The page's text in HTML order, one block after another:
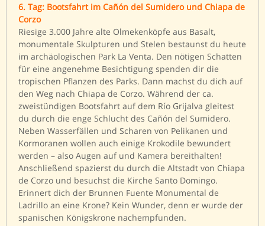
6. Tag: Bootsfahrt im Cañón del Sumidero und Chiapa de
Corzo
Riesige 3.000 Jahre alte Olmekenköpfe aus Basalt,
monumentale Skulpturen und Stelen bestaunst du heute
im archäologischen Park La Venta. Den nötigen Schatten
für eine angenehme Besichtigung spenden dir die
tropischen Pflanzen des Parks. Dann machst du dich auf
den Weg nach Chiapa de Corzo. Während der ca.
zweistündigen Bootsfahrt auf dem Río Grijalva gleitest
du durch die enge Schlucht des Cañón del Sumidero.
Neben Wasserfällen und Scharen von Pelikanen und
Kormoranen wollen auch einige Krokodile bewundert
werden – also Augen auf und Kamera bereithalten!
Anschließend spazierst du durch die Altstadt von Chiapa
de Corzo und besuchst die Kirche Santo Domingo.
Erinnert dich der Brunnen Fuente Monumental de
Ladrillo an eine Krone? Kein Wunder, denn er wurde der
spanischen Königskrone nachempfunden.